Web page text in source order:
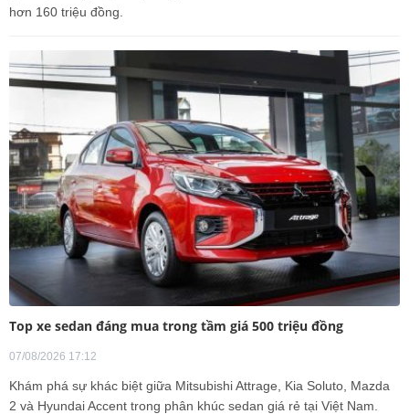
hơn 160 triệu đồng.
Top xe sedan đáng mua trong tầm giá 500 triệu đồng
07/08/2026 17:12
Khám phá sự khác biệt giữa Mitsubishi Attrage, Kia Soluto, Mazda
2 và Hyundai Accent trong phân khúc sedan giá rẻ tại Việt Nam.